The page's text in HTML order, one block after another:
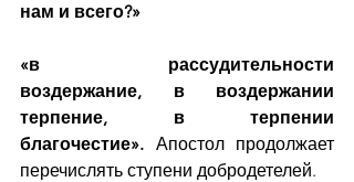
нам и всего?»
«в рассудительности
воздержание, в воздержании
терпение, в терпении
благочестие». Апостол продолжает
перечислять ступени добродетелей.